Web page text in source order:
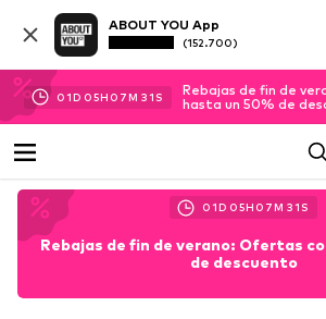
ABOUT YOU App
(152.700)
01D 05H 07M 30S
Rebajas de fin de
hasta un 50% de
01D 05H 07M 30S
Rebajas de fin de verano: Ofertas
de descuento